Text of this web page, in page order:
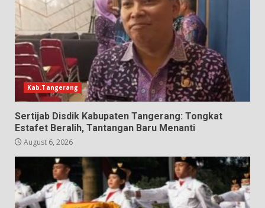
Kab.Tangerang
Sertijab Disdik Kabupaten Tangerang: Tongkat
Estafet Beralih, Tantangan Baru Menanti
August 6, 2026